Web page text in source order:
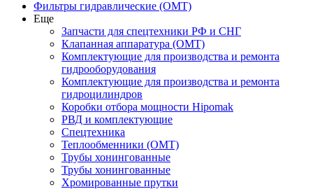
Фильтры гидравлические (OMT)
Еще
Запчасти для спецтехники РФ и СНГ
Клапанная аппаратура (OMT)
Комплектующие для производства и ремонта
гидрооборудования
Комплектующие для производства и ремонта
гидроцилиндров
Коробки отбора мощности Hipomak
РВД и комплектующие
Спецтехника
Теплообменники (OMT)
Трубы хонингованные
Трубы хонингованные
Хромированные прутки